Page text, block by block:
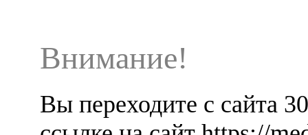
Внимание!
Вы переходите с сайта